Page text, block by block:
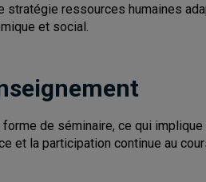
stratégie ressources humaines
et social.
de séminaire, ce qui
et la participation continue au